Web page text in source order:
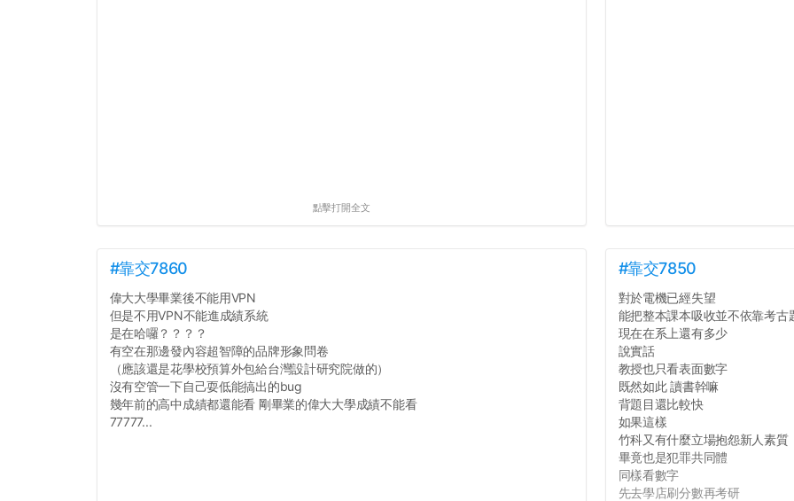
點擊打開全文
#靠交7860
偉大大學畢業後不能用VPN
但是不用VPN不能進成績系統
是在哈囉？？？？
有空在那邊發內容超智障的品牌形象問卷
（應該還是花學校預算外包給台灣設計研究院做的）
沒有空管一下自己耍低能搞出的bug
幾年前的高中成績都還能看 剛畢業的偉大大學成績不能看
77777...
#靠交7850
對於電機已經失望
能把整本課本吸收並不依靠考古
現在在系上還有多少
說實話
教授也只看表面數字
既然如此 讀書幹嘛
背題目還比較快
如果這樣
竹科又有什麼立場抱怨新人素質
畢竟也是犯罪共同體
同樣看數字
先去學店刷分數再考研